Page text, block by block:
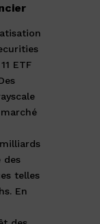
ETF
des
telles
En